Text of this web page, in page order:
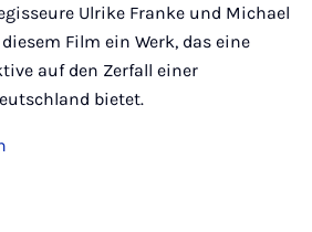
Ulrike Franke und Michael
Film ein Werk, das eine
auf den Zerfall einer
bietet.